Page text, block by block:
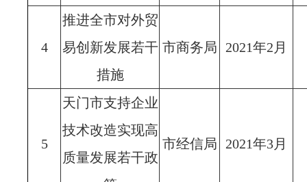
4
推进全市对外贸
易创新发展若干
措施
市商务局 2021年2月
5
天门市支持企业
技术改造实现高
质量发展若干政
市经信局 2021年3月